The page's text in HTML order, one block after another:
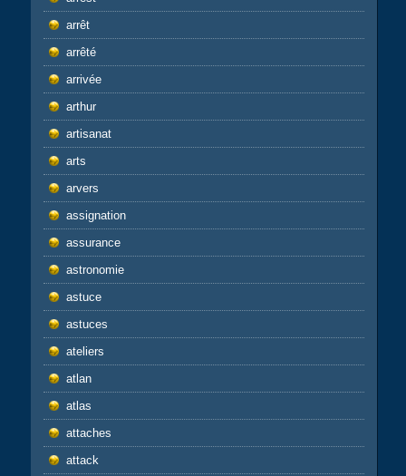
arrêt
arrêté
arrivée
arthur
artisanat
arts
arvers
assignation
assurance
astronomie
astuce
astuces
ateliers
atlan
atlas
attaches
attack